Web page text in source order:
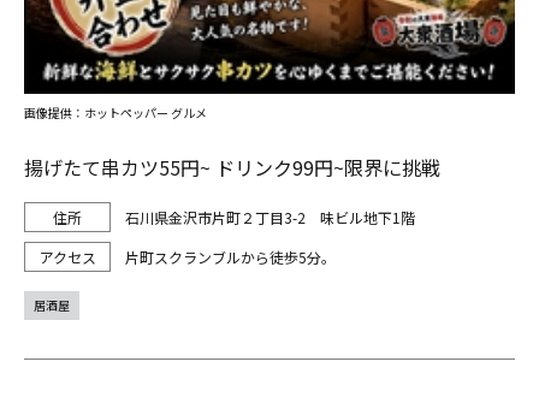
揚げたて串カツ55円~ ドリンク99円~限界に挑戦
石川県金沢市片町２丁目3-2 味ビル地下1階
片町スクランブルから徒歩5分。
画像提供：ホットペッパー グルメ
居酒屋